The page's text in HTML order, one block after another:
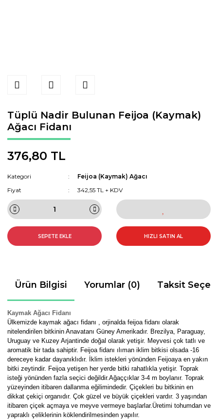
Tüplü Nadir Bulunan Feijoa (Kaymak)
Ağacı Fidanı
376,80 TL
Kategori
Feijoa (Kaymak) Ağacı
Fiyat
342,55 TL + KDV
SEPETE EKLE HIZLI SATIN AL
Ürün Bilgisi Yorumlar (0) Taksit
Kaymak Ağacı Fidanı
Ülkemizde kaymak ağacı fidanı , orjinalda feijoa fidanı olarak
nitelendirilen bitkinin Anavatanı Güney Amerikadır. Brezilya, Paraguay,
Uruguay ve Kuzey Arjantinde doğal olarak yetişir. Meyvesi çok tatlı ve
aromatik bir tada sahiptir. Feijoa fidanı ılıman iklim bitkisi olsada -16
dereceye kadar dayanıklıdır. İklim istekleri yönünden Feijoaya en yakın
bitki zeytindir. Feijoa yetişen her yerde bitki rahatlıkla yetişir. Toprak
isteği yönünden fazla seçici değildir.Ağaççıklar 3-4 m boylanır. Toprak
yüzeyinden itibaren dallanma eğilimindedir. Çiçekleri bu bitkinin en
dikkat çekiçi organıdır. Çok güzel ve büyük çiçekleri vardır. 3 yaşından
itibaren çiçek açmaya ve meyve vermeye başlarlar.Üretimi tohumdan ve
yapraklı çeliklerinin köklendirilmesinden yapılır.